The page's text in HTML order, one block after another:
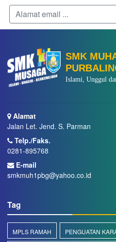
SMK
Islami, Unggul
Alamat
Jalan Let. Jend. S. Parman
Telp./Faks.
0281-895768
E-mail
smkmuh1pbg@yahoo.co.id
Tag
MPLS RAMAH PENGUATAN